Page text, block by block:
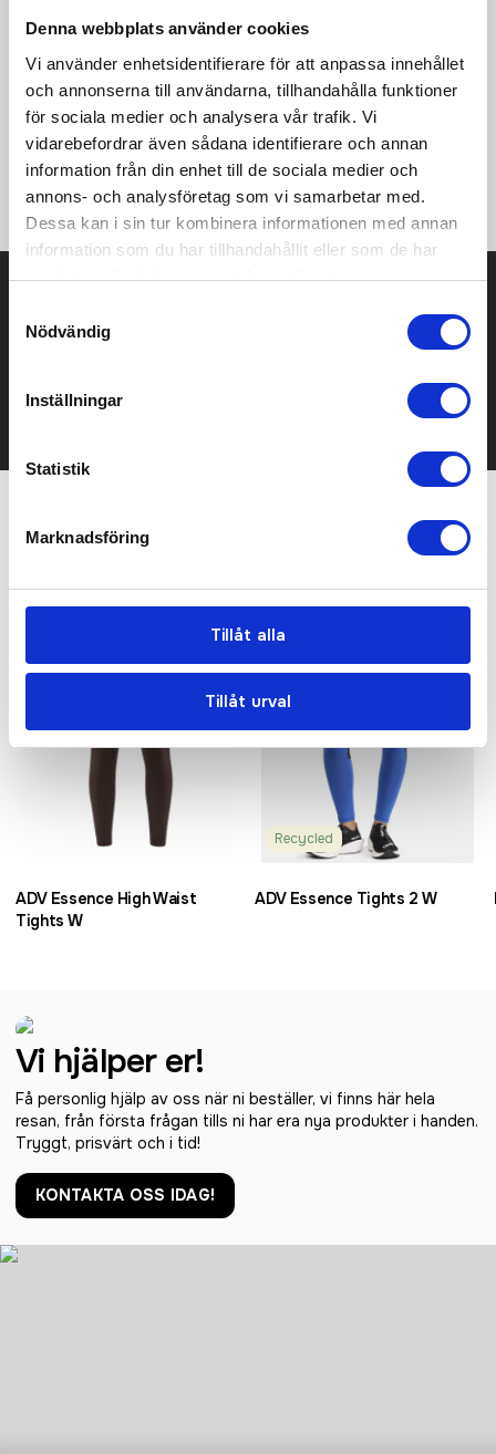
Denna webbplats använder cookies
Vi använder enhetsidentifierare för att anpassa innehållet
och annonserna till användarna, tillhandahålla funktioner
för sociala medier och analysera vår trafik. Vi
vidarebefordrar även sådana identifierare och annan
information från din enhet till de sociala medier och
annons- och analysföretag som vi samarbetar med.
Dessa kan i sin tur kombinera informationen med annan
information som du har tillhandahållit eller som de har
samlat in när du har använt deras tjänster.
Nödvändig
Inställningar
Statistik
Marknadsföring
Tillåt alla
Tillåt urval
och Lycra Sport Energy som ger perfekt balans mellan
muskelstöd och flexibilitet vid högintensiva träningspass.
Justerbar dragsko i midjan. Graderad kompression. • Graderad
kompression för optimalt muskelstöd och stabilitet • Lycra
Sport Energy trikå med bra stretch och pullback för optimal
passform • Ficka med dragkedja för säker förvaring •
Justerbar dragsko i midjan • Craft-logo fram • Six dots-logo
bak
Kontakta oss här för att få förslag på produkt och pris över
Relaterade produkter
ADV Essence High Waist
Tights W
Bästsäljare
Recycled
ADV Essence Tights 2 W
Vi hjälper er!
Få personlig hjälp av oss när ni beställer, vi finns här hela
resan, från första frågan tills ni har era nya produkter i handen.
Tryggt, prisvärt och i tid!
KONTAKTA OSS IDAG!